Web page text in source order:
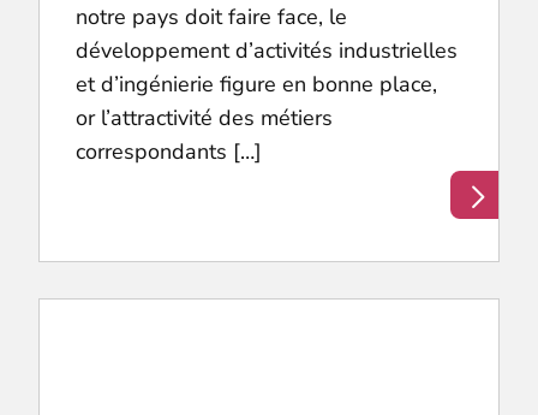
notre pays doit faire face, le
développement d’activités industrielles
et d’ingénierie figure en bonne place,
or l’attractivité des métiers
correspondants […]